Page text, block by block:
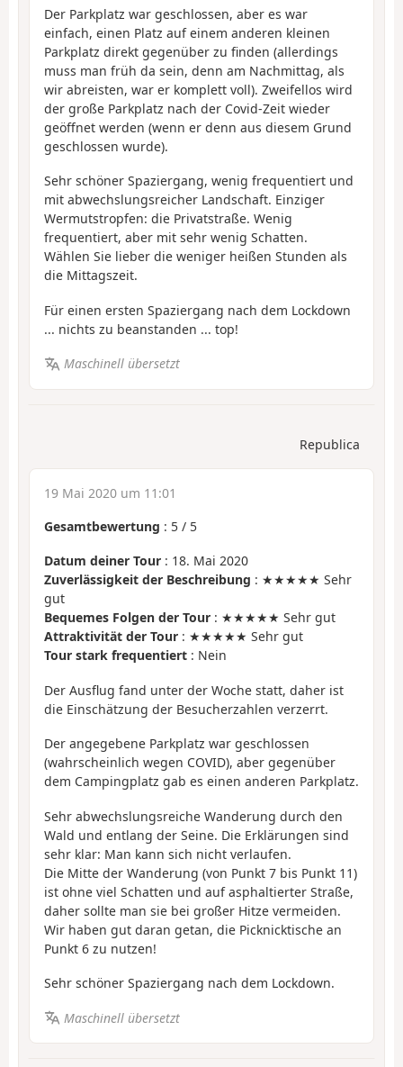
Der Parkplatz war geschlossen, aber es war
einfach, einen Platz auf einem anderen kleinen
Parkplatz direkt gegenüber zu finden (allerdings
muss man früh da sein, denn am Nachmittag, als
wir abreisten, war er komplett voll). Zweifellos wird
der große Parkplatz nach der Covid-Zeit wieder
geöffnet werden (wenn er denn aus diesem Grund
geschlossen wurde).
Sehr schöner Spaziergang, wenig frequentiert und
mit abwechslungsreicher Landschaft. Einziger
Wermutstropfen: die Privatstraße. Wenig
frequentiert, aber mit sehr wenig Schatten.
Wählen Sie lieber die weniger heißen Stunden als
die Mittagszeit.
Für einen ersten Spaziergang nach dem Lockdown
... nichts zu beanstanden ... top!
Maschinell übersetzt
Republica
19 Mai 2020 um 11:01
Gesamtbewertung : 5 / 5
Datum deiner Tour : 18. Mai 2020
Zuverlässigkeit der Beschreibung : ★★★★★ Sehr
gut
Bequemes Folgen der Tour : ★★★★★ Sehr gut
Attraktivität der Tour : ★★★★★ Sehr gut
Tour stark frequentiert : Nein
Der Ausflug fand unter der Woche statt, daher ist
die Einschätzung der Besucherzahlen verzerrt.
Der angegebene Parkplatz war geschlossen
(wahrscheinlich wegen COVID), aber gegenüber
dem Campingplatz gab es einen anderen Parkplatz.
Sehr abwechslungsreiche Wanderung durch den
Wald und entlang der Seine. Die Erklärungen sind
sehr klar: Man kann sich nicht verlaufen.
Die Mitte der Wanderung (von Punkt 7 bis Punkt 11)
ist ohne viel Schatten und auf asphaltierter Straße,
daher sollte man sie bei großer Hitze vermeiden.
Wir haben gut daran getan, die Picknicktische an
Punkt 6 zu nutzen!
Sehr schöner Spaziergang nach dem Lockdown.
Maschinell übersetzt